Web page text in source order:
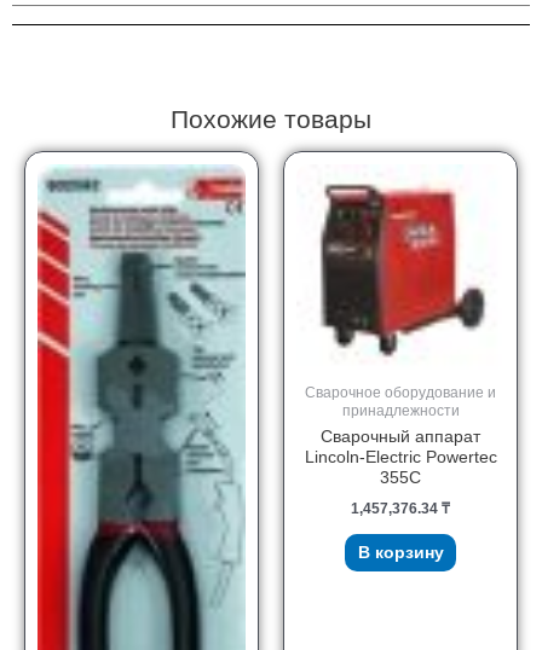
775.0123
Похожие товары
Сварочное оборудование и
принадлежности
Сварочный аппарат
Lincoln-Electric Powertec
355C
1,457,376.34 ₸
В корзину